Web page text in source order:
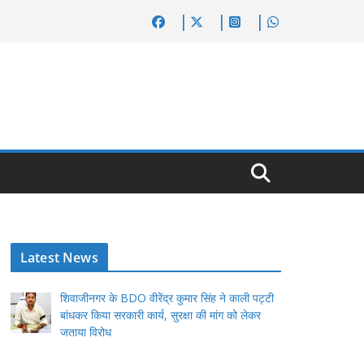
Latest News
शिवाजीनगर के BDO वीरेंद्र कुमार सिंह ने काली पट्टी
बांधकर किया सरकारी कार्य, सुरक्षा की मांग को लेकर
जताया विरोध